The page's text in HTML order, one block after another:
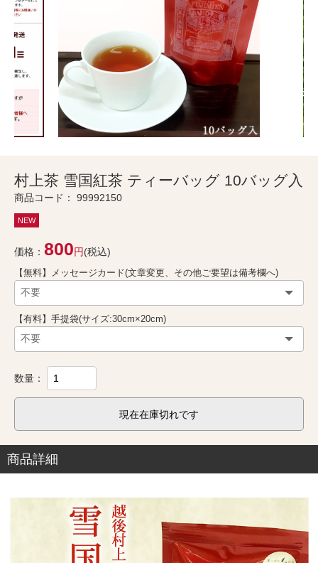
村上茶 雪国紅茶 ティーバッグ 10バッグ入
商品コード： 99992150
NEW
価格： 800円(税込)
【無料】メッセージカード(文章変更、その他ご要望は備考欄へ)
【有料】手提袋(サイズ:30cm×20cm)
数量：
現在在庫切れです
商品詳細